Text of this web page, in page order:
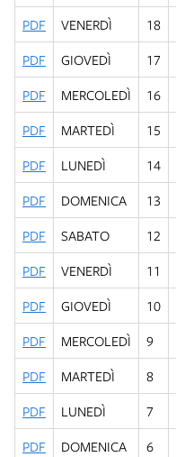
PDF
VENERDÌ 18
PDF
GIOVEDÌ 17
PDF
MERCOLEDÌ 16
PDF
MARTEDÌ 15
PDF
LUNEDÌ 14
PDF
DOMENICA 13
PDF
SABATO 12
PDF
VENERDÌ 11
PDF
GIOVEDÌ 10
PDF
MERCOLEDÌ 9
PDF
MARTEDÌ 8
PDF
LUNEDÌ 7
PDF
DOMENICA 6